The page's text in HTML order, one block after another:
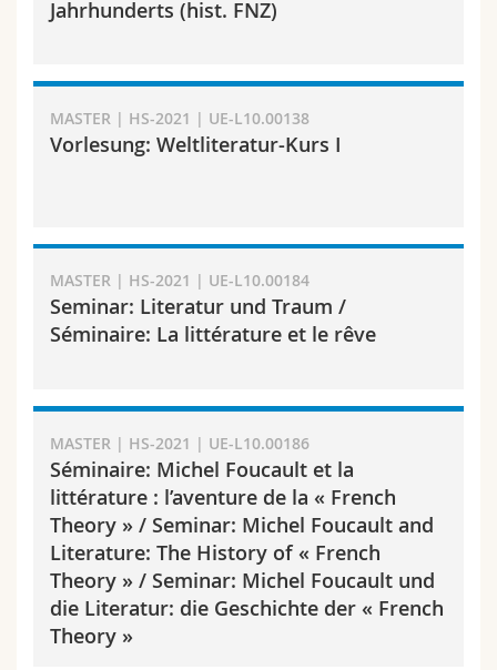
Math.-Nat. und Med. Fak.
Mitarbeitende
Doktorierende
Webmail
Vorlesungsverzeichnis
MyUnifr
Jahrhunderts (hist. FNZ)
MASTER | HS-2021 | UE-L10.00138
Vorlesung: Weltliteratur-Kurs I
MASTER | HS-2021 | UE-L10.00184
Seminar: Literatur und Traum /
Séminaire: La littérature et le rêve
MASTER | HS-2021 | UE-L10.00186
Séminaire: Michel Foucault et la
littérature : l’aventure de la « French
Theory » / Seminar: Michel Foucault and
Literature: The History of « French
Theory » / Seminar: Michel Foucault und
die Literatur: die Geschichte der « French
Theory »